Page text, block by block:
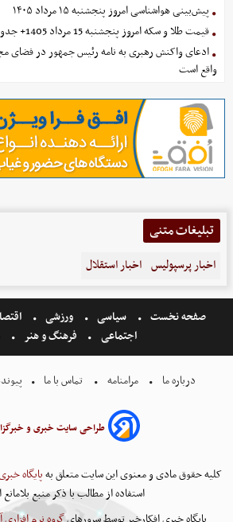
پیش‌بینی هواشناسی امروز پنجشنبه ۱۵ مرداد ۱۴۰۵
قیمت طلا و سکه امروز پنجشنبه 15 مرداد 1405+ جدول
ادعای واکنش رهبری به نامه رئیس جمهور در
واقع است
تبلیغات متنی
اخبار پرسپولیس اخبار استقلال
صفحه نخست سیاسی ورزشی
اجتماعی
فرهنگ و هنر
درباره ما مرامنامه تماس با ما
طراحی سایت خبری و
کلیه حقوق مادی و معنوی این سایت متعلق بهپایگاه
استفاده از مطالب با ذکر منبع